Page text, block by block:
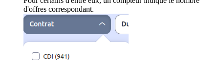
d'offres correspondant.